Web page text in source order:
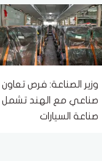
وزير الصناعة: فرص تعاون
صناعي مع الهند تشمل
صناعة السيارات